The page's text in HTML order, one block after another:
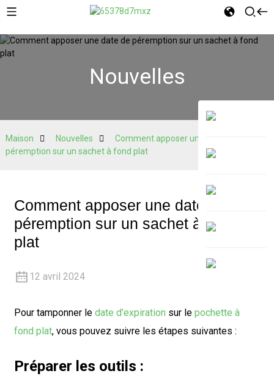
Nouvelles
Maison Nouvelles
Comment apposer une date de
péremption sur un sachet à fond plat
Comment apposer une date de
péremption sur un sachet à fond
plat
12 avril 2024
Pour tamponner le date d'expiration sur lepochette à
fond plat, vous pouvez suivre les étapes suivantes :
Préparer les outils :